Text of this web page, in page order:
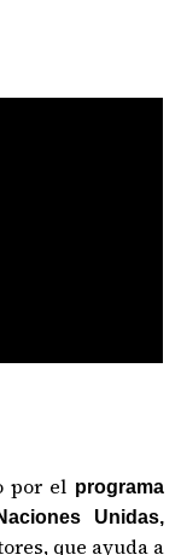
por el programa
Unidas,
que ayuda a